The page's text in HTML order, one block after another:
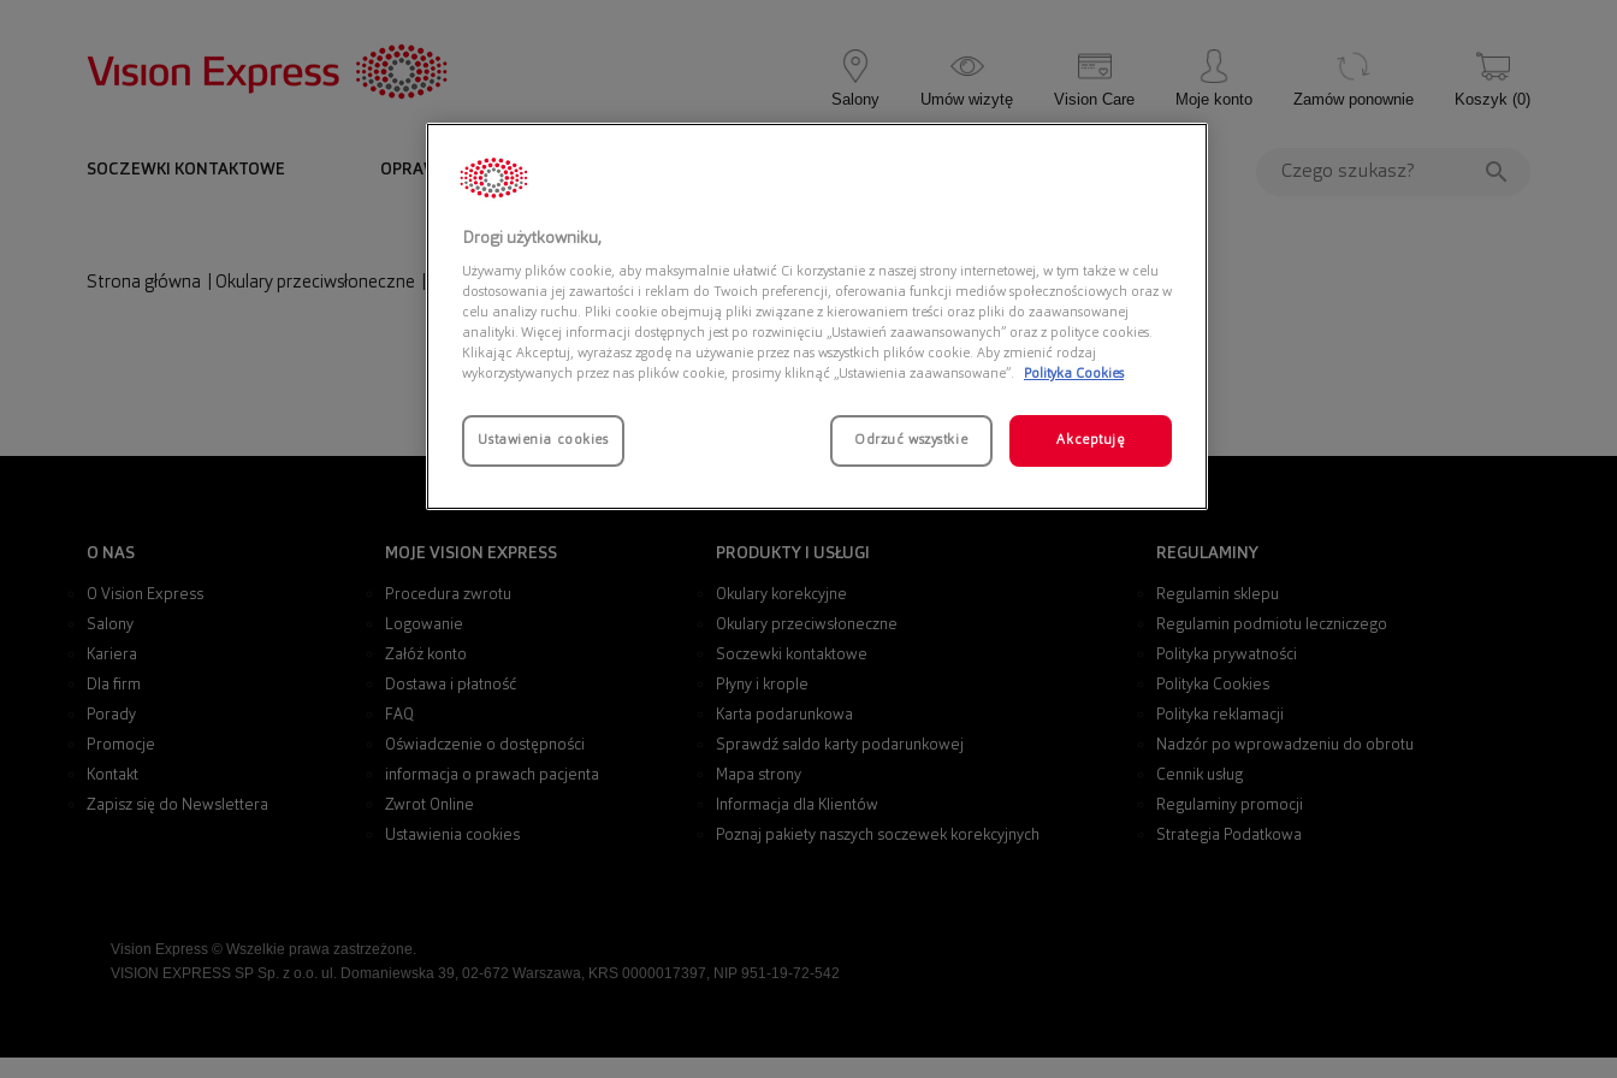
Salony Umów wizytę Vision Care Moje konto Zamów ponownie Koszyk (0)
SOCZEWKI KONTAKTOWE OPRAWKI I OKULARY KOREKCYJNE
Strona główna Okulary przeciwsłoneczne MICHAEL KORS 0MK2277U 393073
O NAS
O Vision Express
Salony
Kariera
Dla firm
Porady
Promocje
Kontakt
Zapisz się do Newslettera
MOJE VISION EXPRESS
Procedura zwrotu
Logowanie
Załóż konto
Dostawa i płatność
FAQ
Oświadczenie o dostępności
informacja o prawach pacjenta
Zwrot Online
Ustawienia cookies
PRODUKTY I USŁUGI
Okulary korekcyjne
Okulary przeciwsłoneczne
Soczewki kontaktowe
Płyny i krople
Karta podarunkowa
Sprawdź saldo karty podarunkowej
Mapa strony
Informacja dla Klientów
Poznaj pakiety naszych soczewek korekcyjnych
REGULAMINY
Regulamin sklepu
Regulamin podmiotu leczniczego
Polityka prywatności
Polityka Cookies
Polityka reklamacji
Nadzór po wprowadzeniu do obrotu
Cennik usług
Regulaminy promocji
Strategia Podatkowa
Vision Express © Wszelkie prawa zastrzeżone.
VISION EXPRESS SP Sp. z o.o. ul. Domaniewska 39, 02-672 Warszawa, KRS 0000017397, NIP 951-19-72-542
Drogi użytkowniku,
Używamy plików cookie, aby maksymalnie ułatwić Ci korzystanie z naszej strony internetowej, w tym także w celu
dostosowania jej zawartości i reklam do Twoich preferencji, oferowania funkcji mediów społecznościowych oraz w
celu analizy ruchu. Pliki cookie obejmują pliki związane z kierowaniem treści oraz pliki do zaawansowanej
analityki. Więcej informacji dostępnych jest po rozwinięciu „Ustawień zaawansowanych” oraz z polityce cookies.
Klikając Akceptuj, wyrażasz zgodę na używanie przez nas wszystkich plików cookie. Aby zmienić rodzaj
wykorzystywanych przez nas plików cookie, prosimy kliknąć „Ustawienia zaawansowane”.
Polityka Cookies
Ustawienia cookies Odrzuć wszystkie Akceptuję